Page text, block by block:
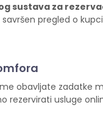
sustava za
pregled o
obavljate zadatke
rezervirati usluge